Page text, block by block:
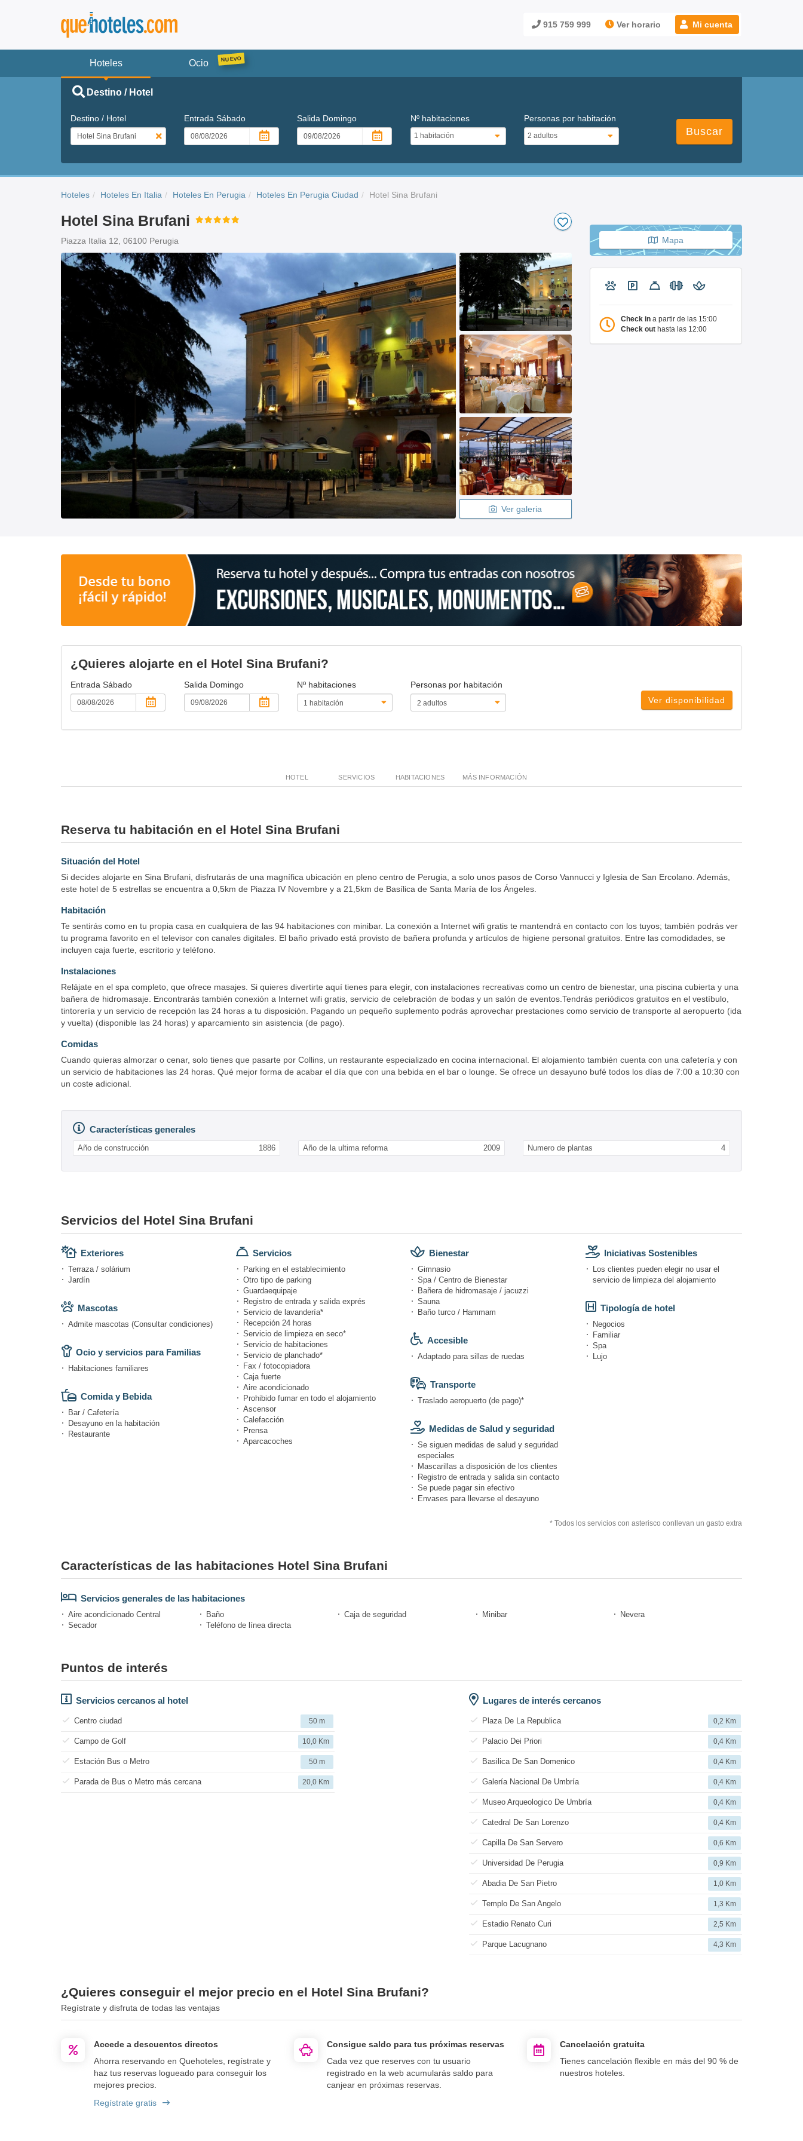
915 759 999 Ver horario Mi cuenta
Hoteles Ocio
Destino / Hotel
Destino / Hotel Entrada Sábado Salida Domingo Nº habitaciones Personas por habitación
Buscar
Hoteles Hoteles En Italia Hoteles En Perugia Hoteles En Perugia Ciudad Hotel Sina Brufani
Hotel Sina Brufani
Piazza Italia 12, 06100 Perugia
Ver galeria
Mapa
Check in a partir de las 15:00
Check out hasta las 12:00
¿Quieres alojarte en el Hotel Sina Brufani?
Entrada Sábado Salida Domingo Nº habitaciones
Personas por habitación
Ver disponibilidad
HOTEL SERVICIOS HABITACIONES MÁS INFORMACIÓN
Reserva tu habitación en el Hotel Sina Brufani
Situación del Hotel
Si decides alojarte en Sina Brufani, disfrutarás de una magnífica ubicación en pleno centro de Perugia, a solo unos pasos de Corso Vannucci y Iglesia de San Ercolano. Además,
este hotel de 5 estrellas se encuentra a 0,5km de Piazza IV Novembre y a 21,5km de Basílica de Santa María de los Ángeles.
Habitación
Te sentirás como en tu propia casa en cualquiera de las 94 habitaciones con minibar. La conexión a Internet wifi gratis te mantendrá en contacto con los tuyos; también podrás ver
tu programa favorito en el televisor con canales digitales. El baño privado está provisto de bañera profunda y artículos de higiene personal gratuitos. Entre las comodidades, se
incluyen caja fuerte, escritorio y teléfono.
Instalaciones
Relájate en el spa completo, que ofrece masajes. Si quieres divertirte aquí tienes para elegir, con instalaciones recreativas como un centro de bienestar, una piscina cubierta y una
bañera de hidromasaje. Encontrarás también conexión a Internet wifi gratis, servicio de celebración de bodas y un salón de eventos.Tendrás periódicos gratuitos en el vestíbulo,
tintorería y un servicio de recepción las 24 horas a tu disposición. Pagando un pequeño suplemento podrás aprovechar prestaciones como servicio de transporte al aeropuerto (ida
y vuelta) (disponible las 24 horas) y aparcamiento sin asistencia (de pago).
Comidas
Cuando quieras almorzar o cenar, solo tienes que pasarte por Collins, un restaurante especializado en cocina internacional. El alojamiento también cuenta con una cafetería y con
un servicio de habitaciones las 24 horas. Qué mejor forma de acabar el día que con una bebida en el bar o lounge. Se ofrece un desayuno bufé todos los días de 7:00 a 10:30 con
un coste adicional.
Características generales
Año de construcción 1886 Año de la ultima reforma 2009 Numero de plantas 4
Servicios del Hotel Sina Brufani
Exteriores
Terraza / solárium
Jardín
Mascotas
Admite mascotas (Consultar condiciones)
Ocio y servicios para Familias
Habitaciones familiares
Comida y Bebida
Bar / Cafetería
Desayuno en la habitación
Restaurante
Servicios
Parking en el establecimiento
Otro tipo de parking
Guardaequipaje
Registro de entrada y salida exprés
Servicio de lavandería*
Recepción 24 horas
Servicio de limpieza en seco*
Servicio de habitaciones
Servicio de planchado*
Fax / fotocopiadora
Caja fuerte
Aire acondicionado
Prohibido fumar en todo el alojamiento
Ascensor
Calefacción
Prensa
Aparcacoches
Bienestar
Gimnasio
Spa / Centro de Bienestar
Bañera de hidromasaje / jacuzzi
Sauna
Baño turco / Hammam
Accesible
Adaptado para sillas de ruedas
Transporte
Traslado aeropuerto (de pago)*
Medidas de Salud y seguridad
Se siguen medidas de salud y seguridad
especiales
Mascarillas a disposición de los clientes
Registro de entrada y salida sin contacto
Se puede pagar sin efectivo
Envases para llevarse el desayuno
Iniciativas Sostenibles
Los clientes pueden elegir no usar el
servicio de limpieza del alojamiento
Tipología de hotel
Negocios
Familiar
Spa
Lujo
* Todos los servicios con asterisco conllevan un gasto extra
Características de las habitaciones Hotel Sina Brufani
Servicios generales de las habitaciones
Aire acondicionado Central Baño Caja de seguridad Minibar
Nevera
Secador
Teléfono de línea directa
Puntos de interés
Servicios cercanos al hotel
Centro ciudad 50 m
Campo de Golf 10,0 Km
Estación Bus o Metro 50 m
Parada de Bus o Metro más cercana 20,0 Km
Lugares de interés cercanos
Plaza De La Republica 0,2 Km
Palacio Dei Priori 0,4 Km
Basilica De San Domenico 0,4 Km
Galería Nacional De Umbría 0,4 Km
Museo Arqueologico De Umbría 0,4 Km
Catedral De San Lorenzo 0,4 Km
Capilla De San Servero 0,6 Km
Universidad De Perugia 0,9 Km
Abadia De San Pietro 1,0 Km
Templo De San Angelo 1,3 Km
Estadio Renato Curi 2,5 Km
Parque Lacugnano 4,3 Km
¿Quieres conseguir el mejor precio en el Hotel Sina Brufani?
Regístrate y disfruta de todas las ventajas
Accede a descuentos directos
Ahorra reservando en Quehoteles, regístrate y
haz tus reservas logueado para conseguir los
mejores precios.
Regístrate gratis
Consigue saldo para tus próximas reservas
Cada vez que reserves con tu usuario
registrado en la web acumularás saldo para
canjear en próximas reservas.
Cancelación gratuita
Tienes cancelación flexible en más del 90 % de
nuestros hoteles.